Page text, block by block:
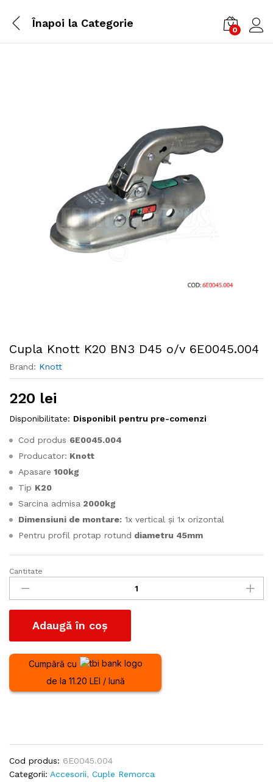
Înapoi laCategorie
0
Cupla Knott K20 BN3 D45 o/v 6E0045.004
Brand: Knott
220 lei
Disponibilitate: Disponibil pentru pre-comenzi
Cod produs 6E0045.004
Producator: Knott
Apasare 100kg
Tip K20
Sarcina admisa 2000kg
Dimensiuni de montare: 1x vertical și 1x orizontal
Pentru profil protap rotund diametru 45mm
Cupla
Knott
K20
BN3
o/v
6E0045.004
cantitate
Cantitate
Adaugă în coș
Cumpără cu
de la 11.20 LEI / lună
Cod produs: 6E0045.004
Categorii: Accesorii, Cuple Remorca